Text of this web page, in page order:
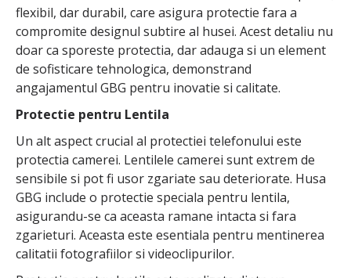
flexibil, dar durabil, care asigura protectie fara a
compromite designul subtire al husei. Acest detaliu nu
doar ca sporeste protectia, dar adauga si un element
de sofisticare tehnologica, demonstrand
angajamentul GBG pentru inovatie si calitate.
Protectie pentru Lentila
Un alt aspect crucial al protectiei telefonului este
protectia camerei. Lentilele camerei sunt extrem de
sensibile si pot fi usor zgariate sau deteriorate. Husa
GBG include o protectie speciala pentru lentila,
asigurandu-se ca aceasta ramane intacta si fara
zgarieturi. Aceasta este esentiala pentru mentinerea
calitatii fotografiilor si videoclipurilor.